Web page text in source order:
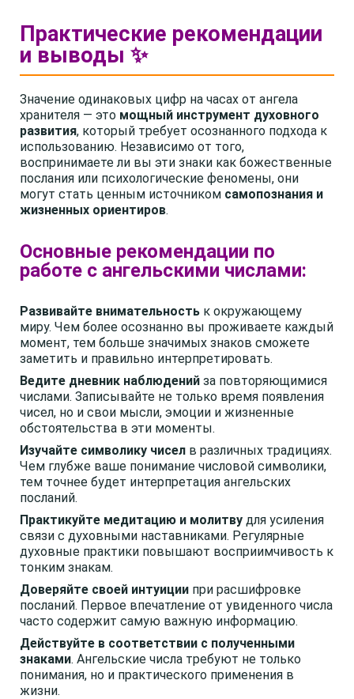
Практические рекомендации
и выводы ✨
Значение одинаковых цифр на часах от ангела
хранителя — это мощный инструмент духовного
развития, который требует осознанного подхода к
использованию. Независимо от того,
воспринимаете ли вы эти знаки как божественные
послания или психологические феномены, они
могут стать ценным источником самопознания и
жизненных ориентиров.
Основные рекомендации по
работе с ангельскими числами:
Развивайте внимательность к окружающему
миру. Чем более осознанно вы проживаете каждый
момент, тем больше значимых знаков сможете
заметить и правильно интерпретировать.
Ведите дневник наблюдений за повторяющимися
числами. Записывайте не только время появления
чисел, но и свои мысли, эмоции и жизненные
обстоятельства в эти моменты.
Изучайте символику чисел в различных традициях.
Чем глубже ваше понимание числовой символики,
тем точнее будет интерпретация ангельских
посланий.
Практикуйте медитацию и молитву для усиления
связи с духовными наставниками. Регулярные
духовные практики повышают восприимчивость к
тонким знакам.
Доверяйте своей интуиции при расшифровке
посланий. Первое впечатление от увиденного числа
часто содержит самую важную информацию.
Действуйте в соответствии с полученными
знаками. Ангельские числа требуют не только
понимания, но и практического применения в
жизни.